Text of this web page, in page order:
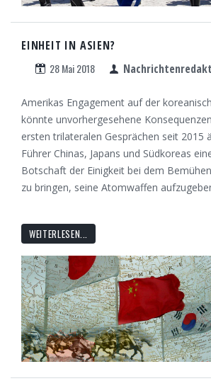
EINHEIT IN ASIEN?
28 Mai 2018
Amerikas Engagement auf der
könnte unvorhergesehene
ersten trilateralen Gesprächen seit 2015
Führer Chinas, Japans und Südkoreas
Botschaft der Einigkeit bei dem
zu bringen, seine Atomwaffen
WEITERLESEN...